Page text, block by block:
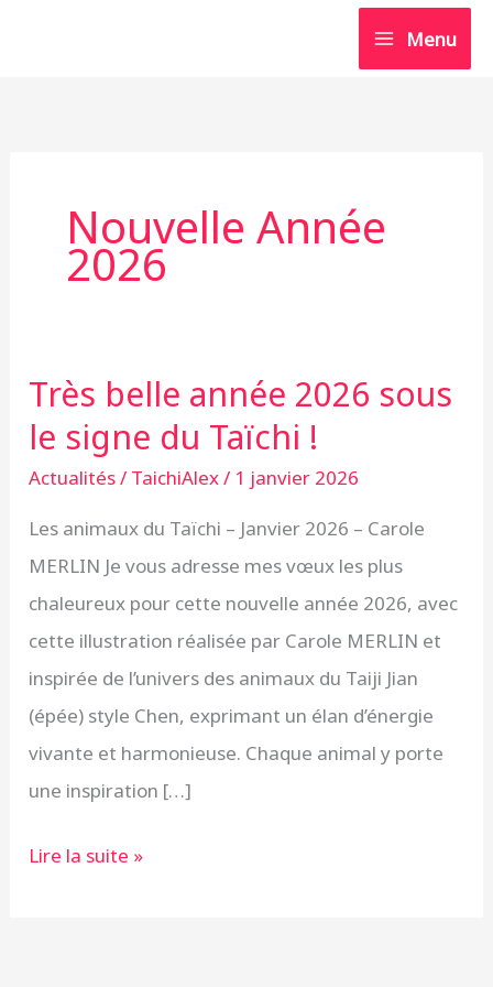
Menu
Nouvelle Année
2026
Très belle année 2026 sous
le signe du Taïchi !
Actualités/ TaichiAlex/ 1 janvier 2026
Les animaux du Taïchi – Janvier 2026 – Carole
MERLIN Je vous adresse mes vœux les plus
chaleureux pour cette nouvelle année 2026, avec
cette illustration réalisée par Carole MERLIN et
inspirée de l’univers des animaux du Taiji Jian
(épée) style Chen, exprimant un élan d’énergie
vivante et harmonieuse. Chaque animal y porte
une inspiration […]
Très
belle
sous
le
signe
du
Taïchi
!
Lire la suite »